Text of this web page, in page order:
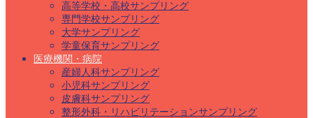
高等学校・高校サンプリング
専門学校サンプリング
大学サンプリング
学童保育サンプリング
医療機関・病院
産婦人科サンプリング
小児科サンプリング
皮膚科サンプリング
整形外科・リハビリテーションサンプリング